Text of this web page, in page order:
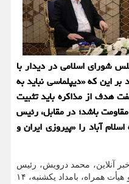
شورای اسلامی در دیدار با
این که «دیپلماسی نباید به
هدف از مذاکره باید تثبیت
باشد؛ در مقابل، رئیس
آباد را «پیروزی ایران و
آنلاین، محمد درویش، رئیس
شورای رهبری دفتر سیاسی حماس و هیأت همراه، بامداد یکشنبه، ۱۴